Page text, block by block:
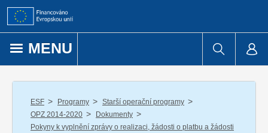
Přejít k obsahu
MENU
ESF / Programy / Starší operační programy /
OPZ 2014-2020 / Dokumenty /
Pokyny k vyplnění zprávy o realizaci, žádosti o platbu a žádosti